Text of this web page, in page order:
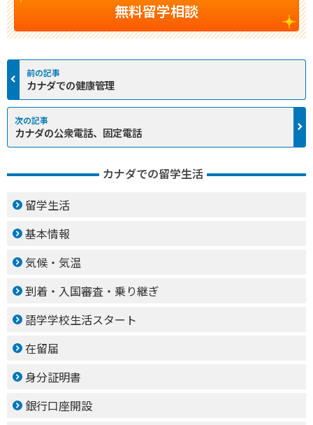
無料留学相談
カナダでの健康管理
カナダの公衆電話、固定電話
カナダでの留学生活
留学生活
基本情報
気候・気温
到着・入国審査・乗り継ぎ
語学学校生活スタート
在留届
身分証明書
銀行口座開設